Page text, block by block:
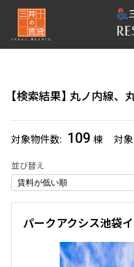
検索結果 丸ノ内線、
対象物件数 109 棟 対
並び替え
再検索ナビゲーション
選択中の路線
丸ノ内線
(384)
丸ノ内方南
(26)
検索対
パークアクシス池袋